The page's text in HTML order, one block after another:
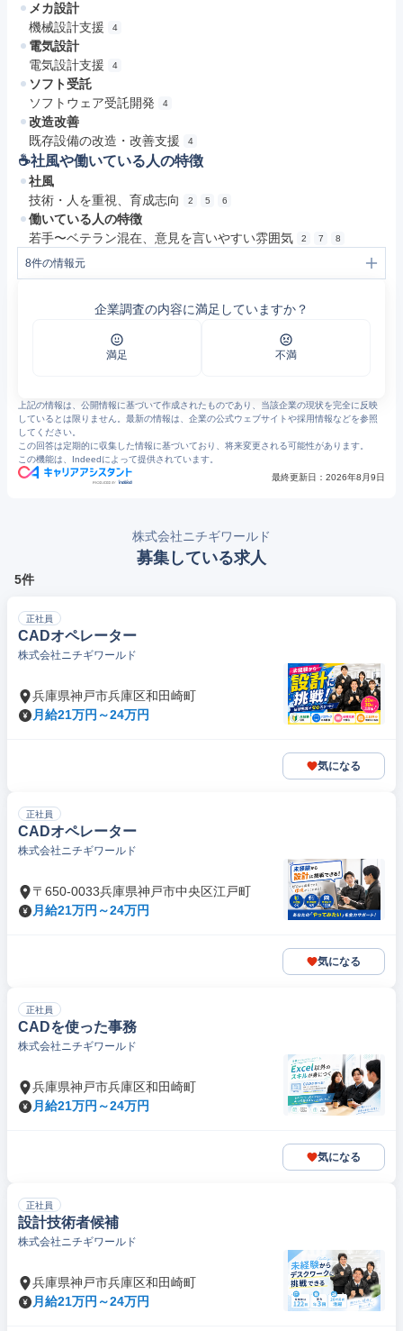
メカ設計
機械設計支援
4
電気設計
電気設計支援
4
ソフト受託
ソフトウェア受託開発
4
改造改善
既存設備の改造・改善支援
4
☕️社風や働いている人の特徴
社風
技術・人を重視、育成志向
2 5 6
働いている人の特徴
若手〜ベテラン混在、意見を言いやすい雰囲気
2 7 8
8件の情報元
01 ロボットSIer｜ニチギワールド トータルソリューションエンジニアサービス
企業情報｜ニチギワールド トータルソリューションエンジニアサービス
企業調査の内容に満足していますか？
満足 不満
上記の情報は、公開情報に基づいて作成されたものであり、当該企業の現状を完全に反映
しているとは限りません。最新の情報は、企業の公式ウェブサイトや採用情報などを参照
してください。
この回答は定期的に収集した情報に基づいており、将来変更される可能性があります。
この機能は、Indeedによって提供されています。
最終更新日： 2026年8月9日
株式会社ニチギワールド
募集している求人
5件
正社員
CADオペレーター
株式会社ニチギワールド
兵庫県神戸市兵庫区和田崎町
月給21万円～24万円
気になる
正社員
CADオペレーター
株式会社ニチギワールド
〒650-0033兵庫県神戸市中央区江戸町
月給21万円～24万円
気になる
正社員
CADを使った事務
株式会社ニチギワールド
兵庫県神戸市兵庫区和田崎町
月給21万円～24万円
気になる
正社員
設計技術者候補
株式会社ニチギワールド
兵庫県神戸市兵庫区和田崎町
月給21万円～24万円